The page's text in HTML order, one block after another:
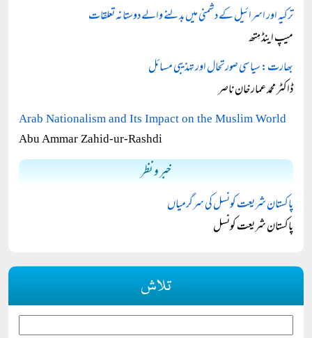
ترکیہ اور اسرائیل کے دشمنی میں بدلنے والے دوستانہ تعلقات
میپ اینڈ مِتھ
بھارت: سیاسی صورتحال اور تہذیبی مسائل
ڈاکٹر محمد عمار خان ناصر
Arab Nationalism and Its Impact on the Muslim World
Abu Ammar Zahid-ur-Rashdi
خبر و نظر
پاکستان شریعت کونسل کی سرگرمیاں
پاکستان شریعت کونسل
تلاش